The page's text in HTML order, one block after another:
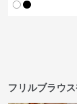
フリルブラウ